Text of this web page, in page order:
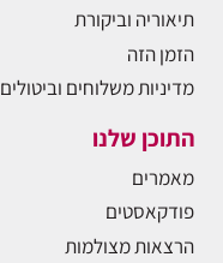
תיאוריה וביקורת
הזמן הזה
מדיניות משלוחים וביטולים
התוכן שלנו
מאמרים
פודקאסטים
הרצאות מצולמות